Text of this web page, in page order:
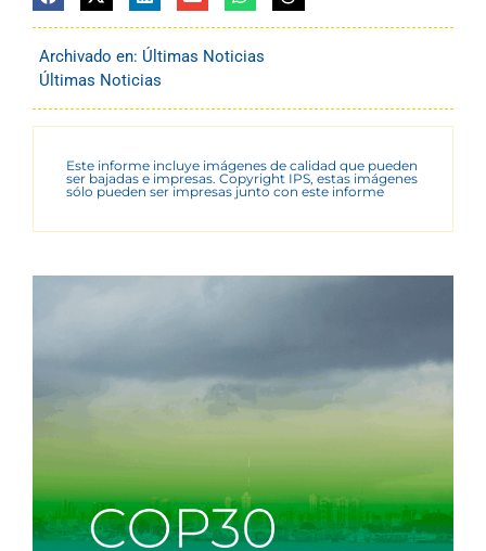
Archivado en: Últimas Noticias
Últimas Noticias
Este informe incluye imágenes de calidad que pueden
ser bajadas e impresas. Copyright IPS, estas imágenes
sólo pueden ser impresas junto con este informe